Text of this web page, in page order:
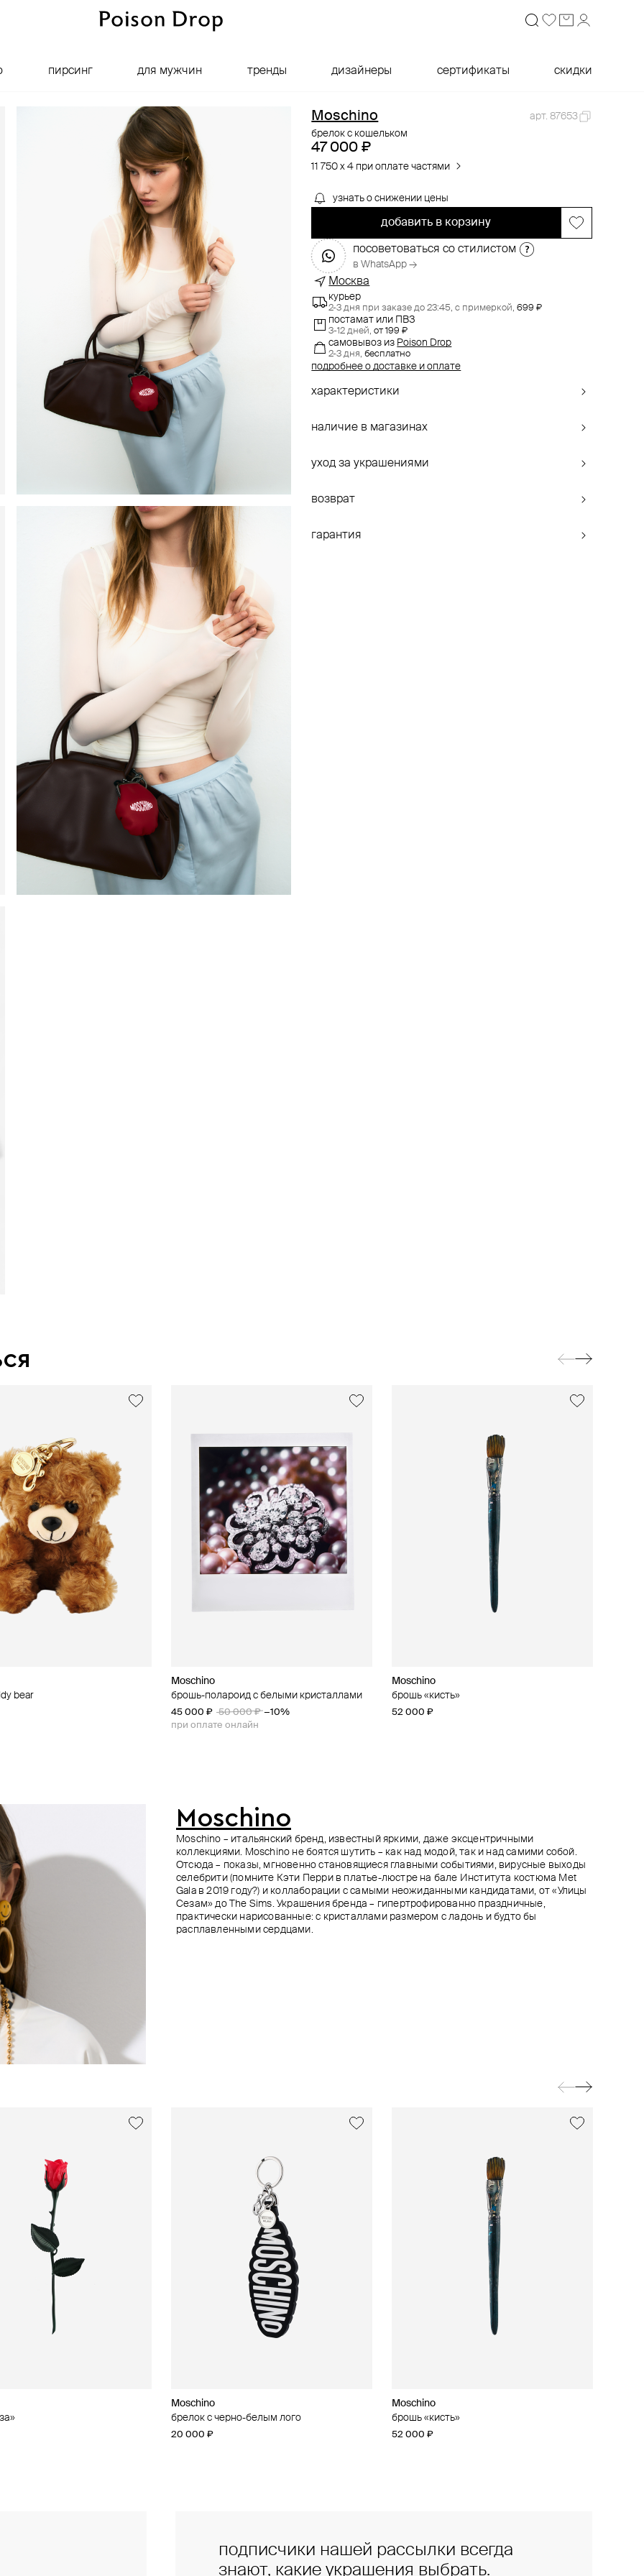
пирсинг для мужчин тренды дизайнеры сертификаты скидки
Moschino
арт. 87653
брелок с кошельком
47 000 ₽
11 750 x 4 при оплате частями
узнать о снижении цены
добавить в корзину
посоветоваться со стилистом
в WhatsApp →
Москва
курьер
2-3 дня при заказе до 23:45,с примеркой, 699 ₽
постамат или ПВЗ
3-12 дней,от 199 ₽
самовывоз из Poison Drop
2-3 дня,бесплатно
подробнее о доставке и оплате
характеристики
наличие в магазинах
уход за украшениями
возврат
гарантия
bear
Moschino
брошь-полароид с белыми кристаллами
45 000 ₽ 50 000 ₽ −10%
при оплате онлайн
Moschino
брошь «кисть»
52 000 ₽
Marni
брелок-цепь
40 000 ₽
Marni
брелок-шнурок
30 000 ₽
сумку bear bag charm
₽
AQUAGIRL
брелок «помидор»
2 610 ₽ 2 900 ₽ −10%
при оплате онлайн
Marni
брелок «цапля»
56 000 ₽
сердцем soul
ANIMA MUNDI
крупное кольцо из серебра makosh
34 650 ₽ 38 500 ₽ −10%
при оплате онлайн
Hugo Kreit
красное кольцо с лаком nail
40 000 ₽
Moschino
Moschino – итальянский бренд, известный яркими, даже эксцентричными
коллекциями. Moschino не боятся шутить – как над модой, так и над самими собой.
Отсюда – показы, мгновенно становящиеся главными событиями, вирусные выходы
селебрити (помните Кэти Перри в платье-люстре на бале Института костюма Met
Gala в 2019 году?) и коллаборации с самыми неожиданными кандидатами, от «Улицы
Сезам» до The Sims. Украшения бренда – гипертрофированно праздничные,
практически нарисованные: с кристаллами размером с ладонь и будто бы
расплавленными сердцами.
Moschino
брелок с черно-белым лого
20 000 ₽
Moschino
брошь «кисть»
52 000 ₽
серьги из бусин
Moschino
брелок с кошельком
47 000 ₽
подписчики нашей рассылки всегда
знают, какие украшения выбрать.